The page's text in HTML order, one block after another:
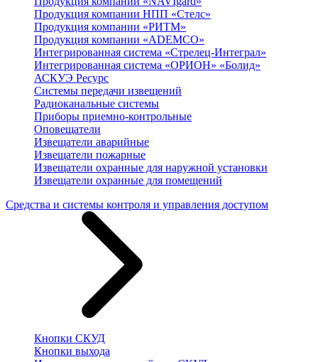
Продукция компании НПП «Стелс»
Продукция компании «РИТМ»
Продукция компании «ADEMCO»
Интегрированная система «Стрелец-Интеграл»
Интегрированная система «ОРИОН» «Болид»
АСКУЭ Ресурс
Системы передачи извещений
Радиоканальные системы
Приборы приемно-контрольные
Оповещатели
Извещатели аварийные
Извещатели пожарные
Извещатели охранные для наружной установки
Извещатели охранные для помещений
Средства и системы контроля и управления доступом
Кнопки СКУД
Кнопки выхода